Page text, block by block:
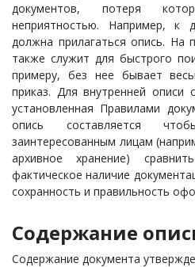
документов, потеря
неприятностью. Например, к
должна прилагаться опись. На
также служит для быстрого
примеру, без нее бывает
приказ. Для внутренней описи
установленная Правилами
опись составляется
заинтересованным лицам
архивное хранение)
фактическое наличие
сохранность и правильность
Содержание
Содержание документа